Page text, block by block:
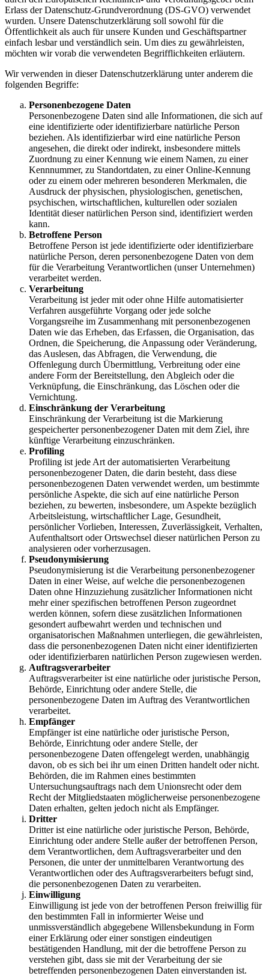
Erlass der Datenschutz-Grundverordnung (DS-GVO) verwendet
wurden. Unsere Datenschutzerklärung soll sowohl für die
Öffentlichkeit als auch für unsere Kunden und Geschäftspartner
einfach lesbar und verständlich sein. Um dies zu gewährleisten,
möchten wir vorab die verwendeten Begrifflichkeiten erläutern.
Wir verwenden in dieser Datenschutzerklärung unter anderem die
folgenden Begriffe:
Personenbezogene Daten
Personenbezogene Daten sind alle Informationen, die sich auf
eine identifizierte oder identifizierbare natürliche Person
beziehen. Als identifizierbar wird eine natürliche Person
angesehen, die direkt oder indirekt, insbesondere mittels
Zuordnung zu einer Kennung wie einem Namen, zu einer
Kennnummer, zu Standortdaten, zu einer Online-Kennung
oder zu einem oder mehreren besonderen Merkmalen, die
Ausdruck der physischen, physiologischen, genetischen,
psychischen, wirtschaftlichen, kulturellen oder sozialen
Identität dieser natürlichen Person sind, identifiziert werden
kann.
Betroffene Person
Betroffene Person ist jede identifizierte oder identifizierbare
natürliche Person, deren personenbezogene Daten von dem
für die Verarbeitung Verantwortlichen (unser Unternehmen)
verarbeitet werden.
Verarbeitung
Verarbeitung ist jeder mit oder ohne Hilfe automatisierter
Verfahren ausgeführte Vorgang oder jede solche
Vorgangsreihe im Zusammenhang mit personenbezogenen
Daten wie das Erheben, das Erfassen, die Organisation, das
Ordnen, die Speicherung, die Anpassung oder Veränderung,
das Auslesen, das Abfragen, die Verwendung, die
Offenlegung durch Übermittlung, Verbreitung oder eine
andere Form der Bereitstellung, den Abgleich oder die
Verknüpfung, die Einschränkung, das Löschen oder die
Vernichtung.
Einschränkung der Verarbeitung
Einschränkung der Verarbeitung ist die Markierung
gespeicherter personenbezogener Daten mit dem Ziel, ihre
künftige Verarbeitung einzuschränken.
Profiling
Profiling ist jede Art der automatisierten Verarbeitung
personenbezogener Daten, die darin besteht, dass diese
personenbezogenen Daten verwendet werden, um bestimmte
persönliche Aspekte, die sich auf eine natürliche Person
beziehen, zu bewerten, insbesondere, um Aspekte bezüglich
Arbeitsleistung, wirtschaftlicher Lage, Gesundheit,
persönlicher Vorlieben, Interessen, Zuverlässigkeit, Verhalten,
Aufenthaltsort oder Ortswechsel dieser natürlichen Person zu
analysieren oder vorherzusagen.
Pseudonymisierung
Pseudonymisierung ist die Verarbeitung personenbezogener
Daten in einer Weise, auf welche die personenbezogenen
Daten ohne Hinzuziehung zusätzlicher Informationen nicht
mehr einer spezifischen betroffenen Person zugeordnet
werden können, sofern diese zusätzlichen Informationen
gesondert aufbewahrt werden und technischen und
organisatorischen Maßnahmen unterliegen, die gewährleisten,
dass die personenbezogenen Daten nicht einer identifizierten
oder identifizierbaren natürlichen Person zugewiesen werden.
Auftragsverarbeiter
Auftragsverarbeiter ist eine natürliche oder juristische Person,
Behörde, Einrichtung oder andere Stelle, die
personenbezogene Daten im Auftrag des Verantwortlichen
verarbeitet.
Empfänger
Empfänger ist eine natürliche oder juristische Person,
Behörde, Einrichtung oder andere Stelle, der
personenbezogene Daten offengelegt werden, unabhängig
davon, ob es sich bei ihr um einen Dritten handelt oder nicht.
Behörden, die im Rahmen eines bestimmten
Untersuchungsauftrags nach dem Unionsrecht oder dem
Recht der Mitgliedstaaten möglicherweise personenbezogene
Daten erhalten, gelten jedoch nicht als Empfänger.
Dritter
Dritter ist eine natürliche oder juristische Person, Behörde,
Einrichtung oder andere Stelle außer der betroffenen Person,
dem Verantwortlichen, dem Auftragsverarbeiter und den
Personen, die unter der unmittelbaren Verantwortung des
Verantwortlichen oder des Auftragsverarbeiters befugt sind,
die personenbezogenen Daten zu verarbeiten.
Einwilligung
Einwilligung ist jede von der betroffenen Person freiwillig für
den bestimmten Fall in informierter Weise und
unmissverständlich abgegebene Willensbekundung in Form
einer Erklärung oder einer sonstigen eindeutigen
bestätigenden Handlung, mit der die betroffene Person zu
verstehen gibt, dass sie mit der Verarbeitung der sie
betreffenden personenbezogenen Daten einverstanden ist.